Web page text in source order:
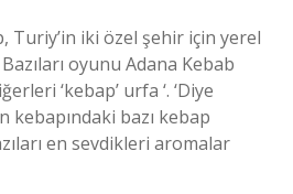
Turiy’in iki özel şehir için yerel
oyunu Adana Kebab
‘kebap’ urfa ‘. ‘Diye
kebapındaki bazı kebap
en sevdikleri aromalar